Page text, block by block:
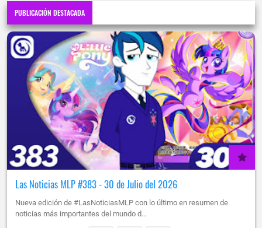
PUBLICACIÓN DESTACADA
Las Noticias MLP #383 - 30 de Julio del 2026
Nueva edición de #LasNoticiasMLP con lo último en resumen de
noticias más importantes del mundo d…